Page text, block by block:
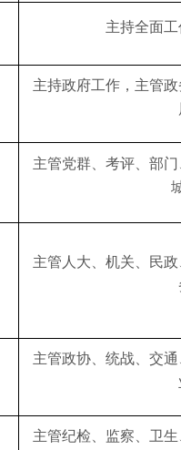
主持全面
主持政府工作，主管
主管党群、考评、部
主管人大、机关、民
主管政协、统战、交
主管纪检、监察、卫